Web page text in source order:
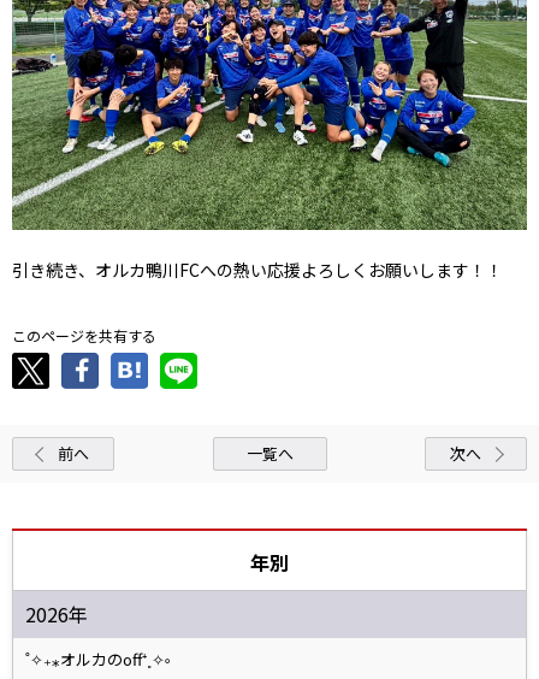
引き続き、オルカ鴨川FCへの熱い応援よろしくお願いします！！
このページを共有する
前へ 一覧へ 次へ
年別
2026年
˚✧₊⁎オルカのoff⁺˳✧༚